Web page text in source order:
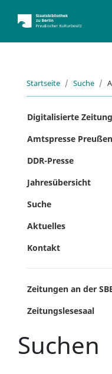
Startseite Suche
Digitalisierte
Amtspresse
DDR-Presse
Jahresübersicht
Suche
Aktuelles
Kontakt
Zeitungen an der
Zeitungslesesaal
Suchen